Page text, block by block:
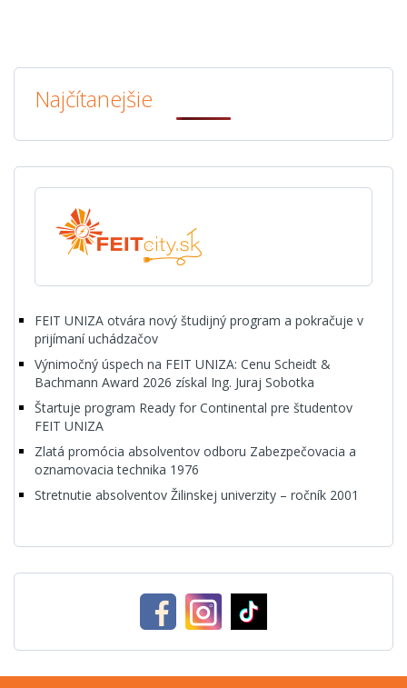
Najčítanejšie
FEIT UNIZA otvára nový študijný program a pokračuje v
prijímaní uchádzačov
Výnimočný úspech na FEIT UNIZA: Cenu Scheidt &
Bachmann Award 2026 získal Ing. Juraj Sobotka
Štartuje program Ready for Continental pre študentov
FEIT UNIZA
Zlatá promócia absolventov odboru Zabezpečovacia a
oznamovacia technika 1976
Stretnutie absolventov Žilinskej univerzity – ročník 2001